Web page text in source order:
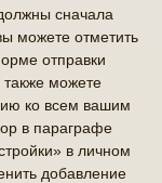
сначала
можете отметить
отправки
можете
ко всем вашим
в параграфе
в личном
добавление